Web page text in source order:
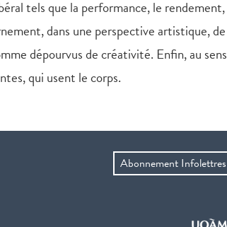
tels que la performance, le rendement,
dans une perspective artistique, de
dépourvus de créativité. Enfin, au sens
qui usent le corps.
Abonnement Infolettres